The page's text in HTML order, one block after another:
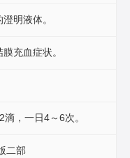
明液体。
充血症状。
，一日4～6次。
二部